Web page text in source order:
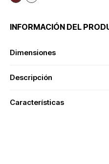
INFORMACIÓN DEL
Dimensiones
Descripción
Características